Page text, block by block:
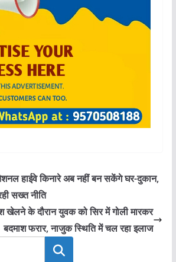
हाईवे किनारे अब नहीं बन सकेंगे घर-दुकान,
सख्त नीति
खेलने के दौरान युवक को सिर में गोली मारकर
बदमाश फरार, नाजुक स्थिति में चल रहा इलाज
खोजें